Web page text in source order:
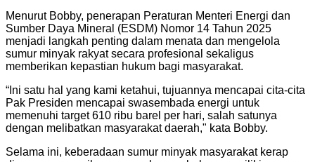
Menurut Bobby, penerapan Peraturan Menteri Energi dan
Sumber Daya Mineral (ESDM) Nomor 14 Tahun 2025
menjadi langkah penting dalam menata dan mengelola
sumur minyak rakyat secara profesional sekaligus
memberikan kepastian hukum bagi masyarakat.
“Ini satu hal yang kami ketahui, tujuannya mencapai cita-cita
Pak Presiden mencapai swasembada energi untuk
memenuhi target 610 ribu barel per hari, salah satunya
dengan melibatkan masyarakat daerah," kata Bobby.
Selama ini, keberadaan sumur minyak masyarakat kerap